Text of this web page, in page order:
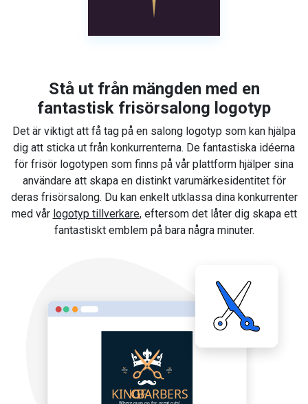
Stå ut från mängden med en
fantastisk frisörsalong logotyp
Det är viktigt att få tag på en salong logotyp som kan hjälpa
dig att sticka ut från konkurrenterna. De fantastiska idéerna
för frisör logotypen som finns på vår plattform hjälper sina
användare att skapa en distinkt varumärkesidentitet för
deras frisörsalong. Du kan enkelt utklassa dina konkurrenter
med vår logotyp tillverkare, eftersom det låter dig skapa ett
fantastiskt emblem på bara några minuter.